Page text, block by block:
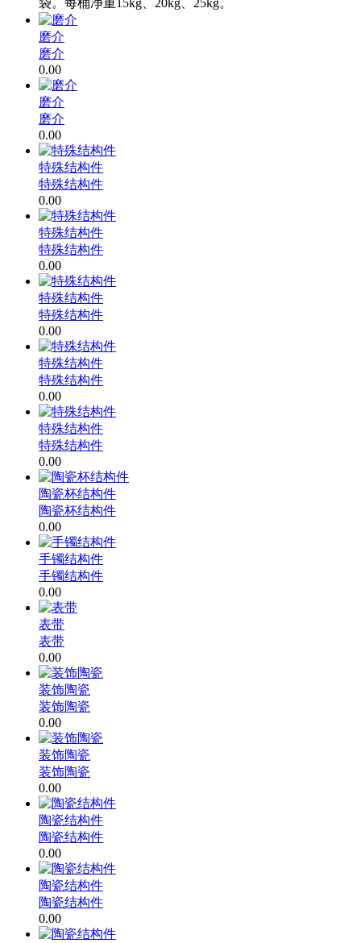
袋。每桶净重15kg、20kg、25kg。
磨介
磨介
0.00
磨介
磨介
0.00
特殊结构件
特殊结构件
0.00
特殊结构件
特殊结构件
0.00
特殊结构件
特殊结构件
0.00
特殊结构件
特殊结构件
0.00
特殊结构件
特殊结构件
0.00
陶瓷杯结构件
陶瓷杯结构件
0.00
手镯结构件
手镯结构件
0.00
表带
表带
0.00
装饰陶瓷
装饰陶瓷
0.00
装饰陶瓷
装饰陶瓷
0.00
陶瓷结构件
陶瓷结构件
0.00
陶瓷结构件
陶瓷结构件
0.00